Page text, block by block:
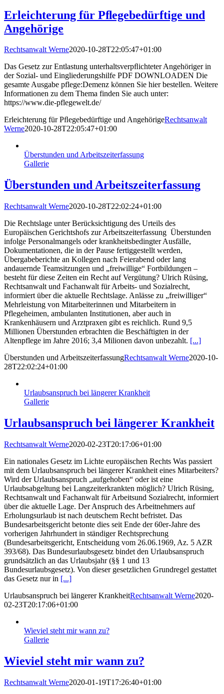
Erleichterung für Pﬂegebedürftige und
Angehörige
Rechtsanwalt Werne2020-10-28T22:05:47+01:00
Das Gesetz zur Entlastung unterhaltsverpﬂichteter Angehöriger in
der Sozial- und Eingliederungshilfe PDF DOWNLOADEN Die
gesamte Ausgabe pflege:Demenz können Sie hier bestellen. Weitere
Informationen zu dem Thema finden Sie auch unter:
https://www.die-pflegewelt.de/
Erleichterung für Pﬂegebedürftige und AngehörigeRechtsanwalt
Werne2020-10-28T22:05:47+01:00
Überstunden und Arbeitszeiterfassung
Gallerie
Überstunden und Arbeitszeiterfassung
Rechtsanwalt Werne2020-10-28T22:02:24+01:00
Die Rechtslage unter Berücksichtigung des Urteils des
Europäischen Gerichtshofs zur Arbeitszeiterfassung Überstunden
infolge Personalmangels oder krankheitsbedingter Ausfälle,
Dokumentationen, die in der Pause fertiggestellt werden,
Übergabeberichte an Kollegen nach Feierabend oder lang
andauernde Teamsitzungen und „freiwillige“ Fortbildungen –
besteht für diese Zeiten ein Recht auf Vergütung? Ulrich Rüsing,
Rechtsanwalt und Fachanwalt für Arbeits- und Sozialrecht,
informiert über die aktuelle Rechtslage. Anlässe zu „freiwilliger“
Mehrleistung von Mitarbeiterinnen und Mitarbeitern in
Pflegeheimen, ambulanten Institutionen, aber auch in
Krankenhäusern und Arztpraxen gibt es reichlich. Rund 9,5
Millionen Überstunden erbrachten die Beschäftigten in der
Altenpflege im Jahre 2016; 3,4 Milionen davon unbezahlt. [...]
Überstunden und ArbeitszeiterfassungRechtsanwalt Werne2020-10-
28T22:02:24+01:00
Urlaubsanspruch bei längerer Krankheit
Gallerie
Urlaubsanspruch bei längerer Krankheit
Rechtsanwalt Werne2020-02-23T20:17:06+01:00
Ein nationales Gesetz im Lichte europäischen Rechts Was passiert
mit dem Urlaubsanspruch bei längerer Krankheit eines Mitarbeiters?
Wird der Urlaubsanspruch „aufgehoben“ oder ist eine
Urlaubsabgeltung bei Langzeiterkrankten möglich? Ulrich Rüsing,
Rechtsanwalt und Fachanwalt für Arbeitsund Sozialrecht, informiert
über die aktuelle Lage. Der Anspruch des Arbeitnehmers auf
Erholungsurlaub ist nach deutschem Recht befristet. Das
Bundesarbeitsgericht betonte dies seit Ende der 60er-Jahre des
vorherigen Jahrhundert in ständiger Rechtsprechung
(Bundesarbeitsgericht, Entscheidung vom 26.06.1969, Az. 5 AZR
393/68). Das Bundesurlaubsgesetz bindet den Urlaubsanspruch
grundsätzlich an das Urlaubsjahr (§§ 1 und 13
Bundesurlaubsgesetz). Von dieser gesetzlichen Grundregel gestattet
das Gesetz nur in [...]
Urlaubsanspruch bei längerer KrankheitRechtsanwalt Werne2020-
02-23T20:17:06+01:00
Wieviel steht mir wann zu?
Gallerie
Wieviel steht mir wann zu?
Rechtsanwalt Werne2020-01-19T17:26:40+01:00